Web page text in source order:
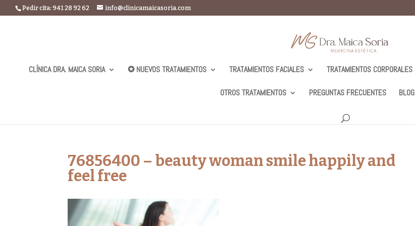
Pedir cita: 941 28 92 62 info@clinicamaicasoria.com
CLÍNICA DRA. MAICA SORIA ✪ NUEVOS TRATAMIENTOS TRATAMIENTOS FACIALES TRATAMIENTOS CORPORALES
OTROS TRATAMIENTOS PREGUNTAS FRECUENTES BLOG
76856400 – beauty woman smile happily and
feel free